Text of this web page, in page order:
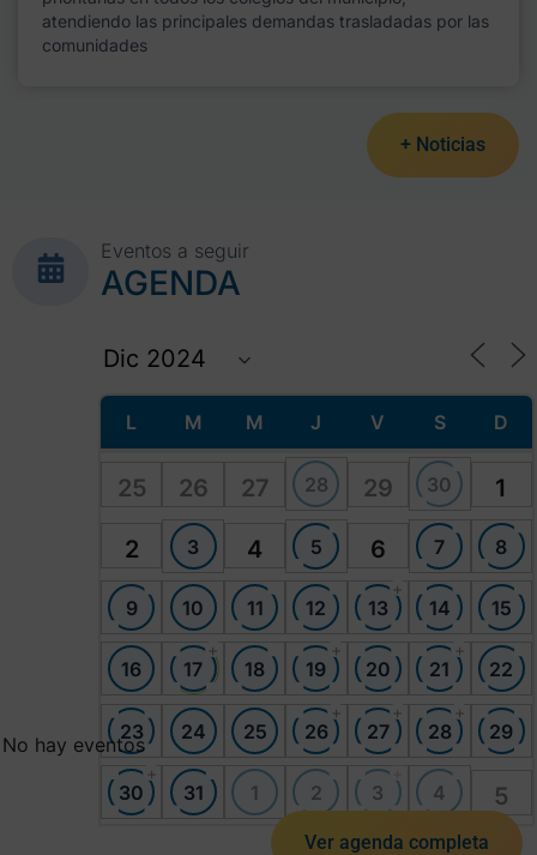
atendiendo las principales demandas trasladadas por las
comunidades
+ Noticias
Eventos a seguir
AGENDA
L M M J V S D
25 26 27 28 29 30 1
2 3 4 5 6 7 8
9 10 11 12 13
+
14 15
16 17
+
18 19
+
20 21
+
22
23 24 25 26
+
27
+
28
+
29
30
+
31 1 2 3 4 5
No hay eventos
Ver agenda completa